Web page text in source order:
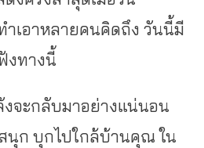
ำเอาหลายคนคิดถึง วันนี้มี
งทางนี้
งจะกลับมาอย่างแน่นอน
นุก บุกไปใกล้บ้านคุณ ใน